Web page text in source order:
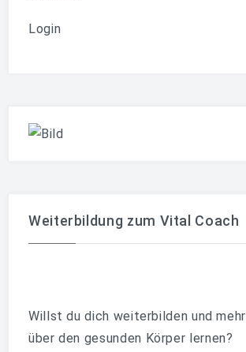
Login
Weiterbildung zum Vital Coach
Willst du dich weiterbilden und mehr
über den gesunden Körper lernen?